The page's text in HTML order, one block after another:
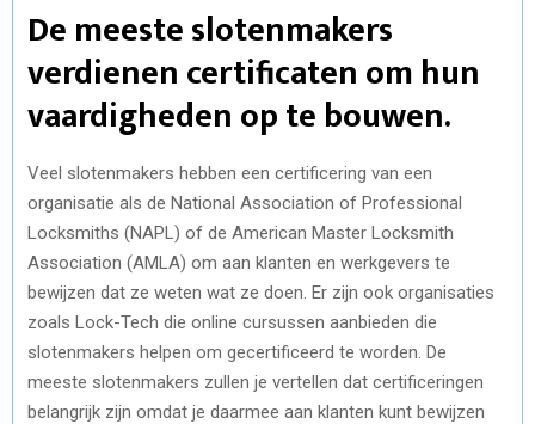
De meeste slotenmakers
verdienen certificaten om hun
vaardigheden op te bouwen.
Veel slotenmakers hebben een certificering van een
organisatie als de National Association of Professional
Locksmiths (NAPL) of de American Master Locksmith
Association (AMLA) om aan klanten en werkgevers te
bewijzen dat ze weten wat ze doen. Er zijn ook organisaties
zoals Lock-Tech die online cursussen aanbieden die
slotenmakers helpen om gecertificeerd te worden. De
meeste slotenmakers zullen je vertellen dat certificeringen
belangrijk zijn omdat je daarmee aan klanten kunt bewijzen